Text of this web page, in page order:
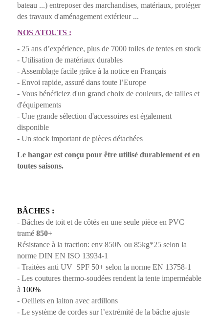
bateau ...) entreposer des marchandises, matériaux, protéger
des travaux d'aménagement extérieur ...
NOS ATOUTS :
- 25 ans d’expérience, plus de 7000 toiles de tentes en stock
- Utilisation de matériaux durables
- Assemblage facile grâce à la notice en Français
- Envoi rapide, assuré dans toute l’Europe
- Vous bénéficiez d'un grand choix de couleurs, de tailles et
d'équipements
- Une grande sélection d'accessoires est également
disponible
- Un stock important de pièces détachées
Le hangar est conçu pour être utilisé durablement et en
toutes saisons.
BÂCHES :
- Bâches de toit et de côtés en une seule pièce en PVC
tramé 850+
Résistance à la traction: env 850N ou 85kg*25 selon la
norme DIN EN ISO 13934-1
- Traitées anti UV SPF 50+ selon la norme EN 13758-1
- Les coutures thermo-soudées rendent la tente imperméable
à 100%
- Oeillets en laiton avec ardillons
- Le système de cordes sur l’extrémité de la bâche ajuste